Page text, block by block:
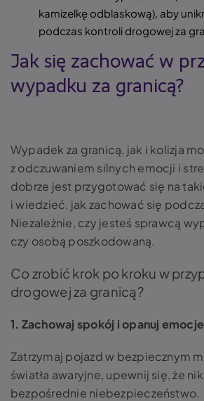
kamizelkę odblaskową), aby
podczas kontroli drogowej za
Jak się zachować w
wypadku za granicą?
Wypadek za granicą, jak i kolizja
z odczuwaniem silnych emocji i
dobrze jest przygotować się na
i wiedzieć, jak zachować się
Niezależnie, czy jesteś sprawcą
czy osobą poszkodowaną.
Co zrobić krok po kroku w
drogowej za granicą?
1. Zachowaj spokój i opanuj emocje
Zatrzymaj pojazd w bezpiecznym
światła awaryjne, upewnij się, że
bezpośrednie niebezpieczeństwo.